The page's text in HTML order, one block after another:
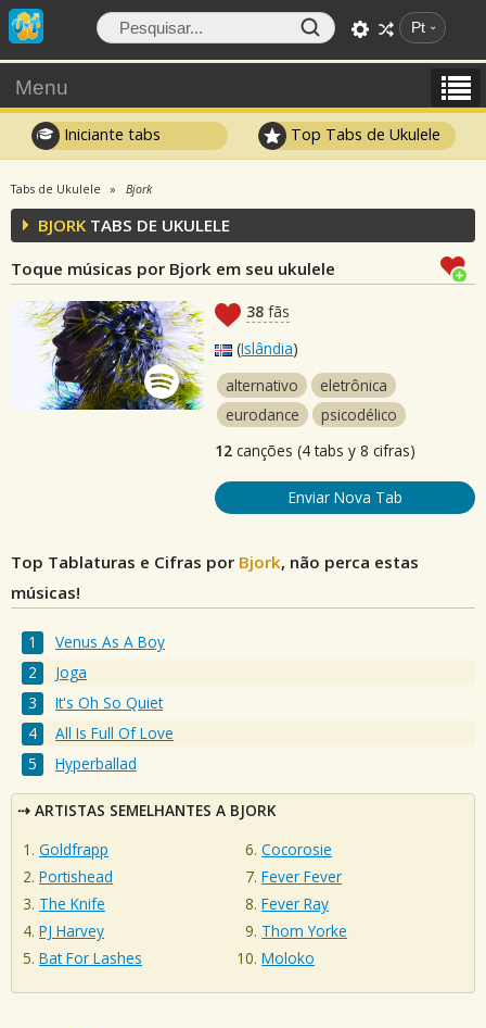
Pt
Menu
Iniciante tabs Top Tabs de Ukulele
Tabs de Ukulele Bjork
BJORK TABS DE UKULELE
Toque músicas por Bjork em seu ukulele
38 fãs
(Islândia)
alternativo
eletrônica
eurodance
psicodélico
12 canções (4 tabs y 8 cifras)
Enviar Nova Tab
Top Tablaturas e Cifras por Bjork, não perca estas
músicas!
Venus As A Boy
Joga
It's Oh So Quiet
All Is Full Of Love
Hyperballad
ARTISTAS SEMELHANTES A BJORK
Goldfrapp
Portishead
The Knife
PJ Harvey
Bat For Lashes
Cocorosie
Fever Fever
Fever Ray
Thom Yorke
Moloko